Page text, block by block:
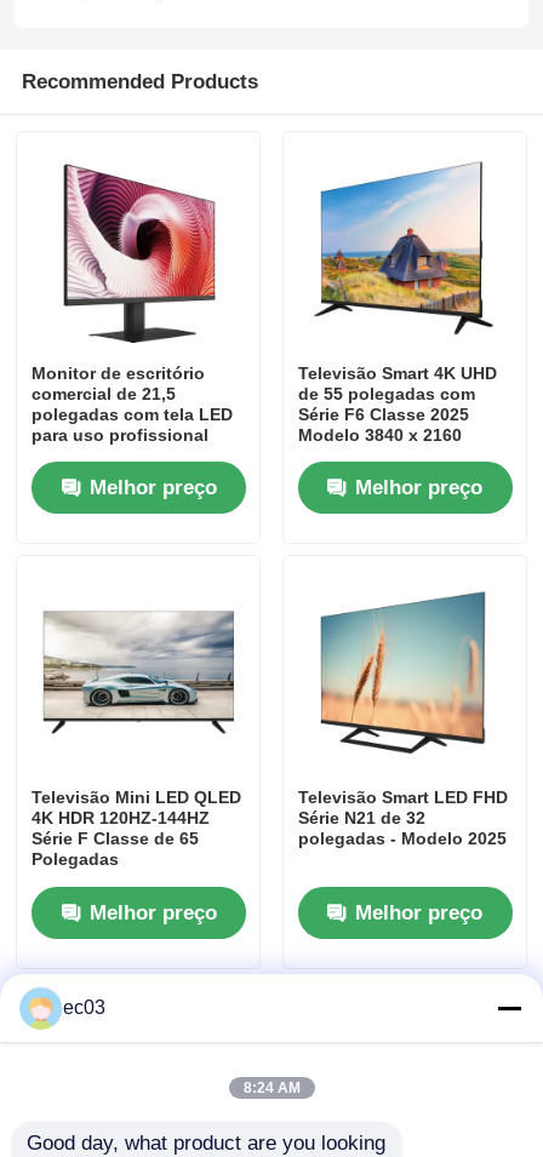
Para casa
Sobre nós
Recommended Products
Monitor de escritório
comercial de 21,5
polegadas com tela LED
para uso profissional
Melhor preço
Televisão Smart 4K UHD
de 55 polegadas com
Série F6 Classe 2025
Modelo 3840 x 2160
Melhor preço
Televisão Mini LED QLED
4K HDR 120HZ-144HZ
Série F Classe de 65
Polegadas
Melhor preço
Televisão Smart LED FHD
Série N21 de 32
polegadas - Modelo 2025
Melhor preço
ec03
8:24 AM
Good day, what product are you looking